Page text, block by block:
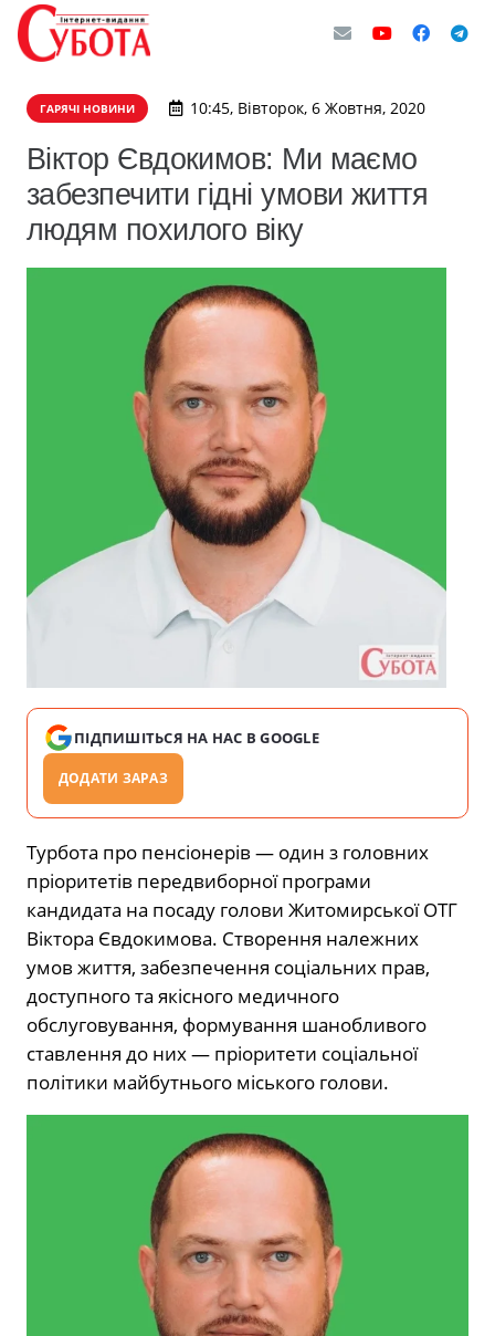
ГАРЯЧІ НОВИНИ 10:45, Вівторок, 6 Жовтня, 2020
Віктор Євдокимов: Ми маємо
забезпечити гідні умови життя
людям похилого віку
ПІДПИШІТЬСЯ НА НАС В GOOGLE
ДОДАТИ ЗАРАЗ
Турбота про пенсіонерів — один з головних
пріоритетів передвиборної програми
кандидата на посаду голови Житомирської ОТГ
Віктора Євдокимова. Створення належних
умов життя, забезпечення соціальних прав,
доступного та якісного медичного
обслуговування, формування шанобливого
ставлення до них — пріоритети соціальної
політики майбутнього міського голови.